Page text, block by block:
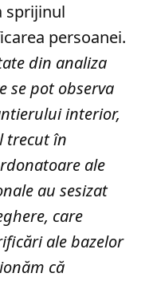
sprijinul
persoanei.
din analiza
se pot observa
interior,
trecut în
ale
au sesizat
care
ale bazelor
că